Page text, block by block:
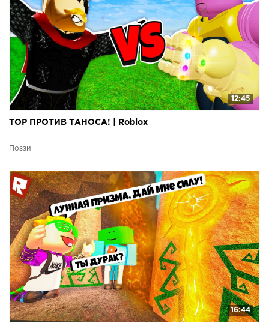
12:45
ТОР ПРОТИВ ТАНОСА! | Roblox
Поззи
16:44